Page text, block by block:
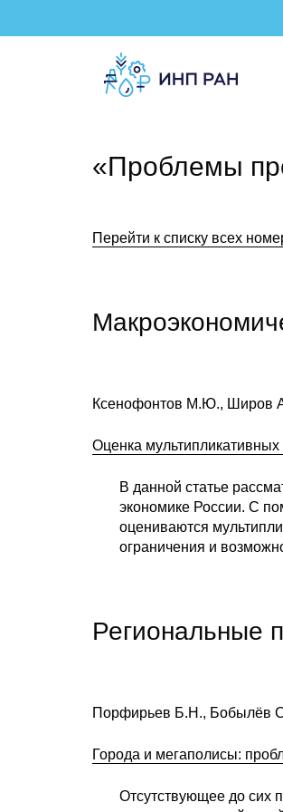
«Проблемы
Перейти к списку всех
Ксенофонтов М.Ю., Широв
Оценка
В данной статье
экономике России. С
оцениваются
ограничения и
Региональные
Порфирьев Б.Н., Бобылёв
Города и мегаполисы:
Отсутствующее до сих